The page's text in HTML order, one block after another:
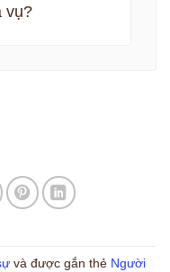
vụ?
và được gắn thẻ Người